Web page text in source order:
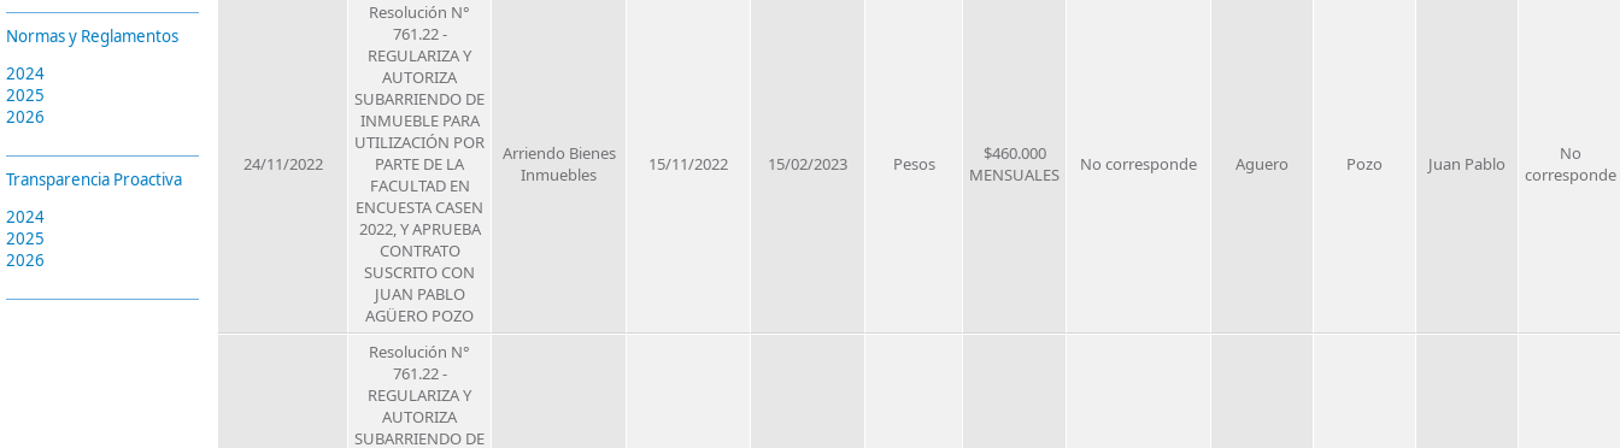
Normas y Reglamentos
2024
2025
2026
Transparencia Proactiva
2024
2025
2026
24/11/2022
Resolución N°
761.22 -
REGULARIZA Y
AUTORIZA
SUBARRIENDO DE
INMUEBLE PARA
UTILIZACIÓN POR
PARTE DE LA
FACULTAD EN
ENCUESTA CASEN
2022, Y APRUEBA
CONTRATO
SUSCRITO CON
JUAN PABLO
AGÜERO POZO
Arriendo Bienes
Inmuebles
15/11/2022 15/02/2023 Pesos
$460.000
MENSUALES
No corresponde Aguero Pozo Juan Pablo
No
corresponde
Resolución N°
761.22 -
REGULARIZA Y
AUTORIZA
SUBARRIENDO DE